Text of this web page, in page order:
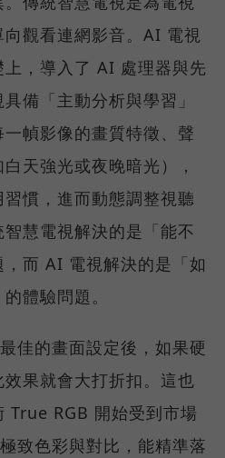
觀看連網影音。AI 電視
，導入了 AI 處理器與先
備「主動分析與學習」
幀影像的畫質特徵、聲
天強光或夜晚暗光），
慣，進而動態調整視聽
慧電視解決的是「能不
而 AI 電視解決的是「如
體驗問題。
佳的畫面設定後，如果硬
果就會大打折扣。這也
True RGB 開始受到市場
致色彩與對比，能精準落